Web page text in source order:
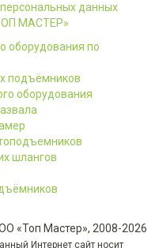
данных
МАСТЕР»
оборудования по
подъёмников
оборудования
шлангов
«Топ Мастер», 2008-2026
Интернет сайт носит